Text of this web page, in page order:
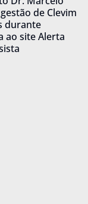
de Clevim
durante
ao site Alerta